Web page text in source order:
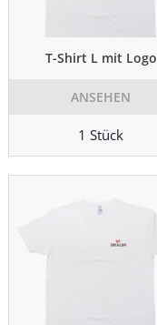
T-Shirt L mit Logo
ANSEHEN
1 Stück